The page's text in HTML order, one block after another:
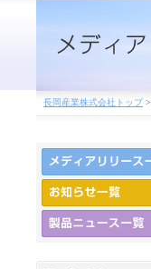
長岡産業株式会社トップ>